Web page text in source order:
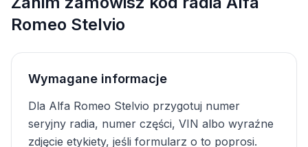
Romeo Stelvio
Wymagane informacje
Dla Alfa Romeo Stelvio przygotuj numer
seryjny radia, numer części, VIN albo wyraźne
zdjęcie etykiety, jeśli formularz o to poprosi.